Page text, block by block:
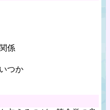
係
つか